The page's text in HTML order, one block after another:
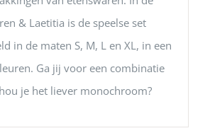
& Laetitia is de speelse set
in de maten S, M, L en XL, in een
Ga jij voor een combinatie
je het liever monochroom?